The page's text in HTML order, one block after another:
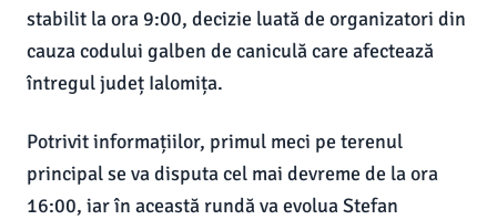
stabilit la ora 9:00, decizie luată de organizatori din
cauza codului galben de caniculă care afectează
întregul județ Ialomița.
Potrivit informațiilor, primul meci pe terenul
principal se va disputa cel mai devreme de la ora
16:00, iar în această rundă va evolua Stefan